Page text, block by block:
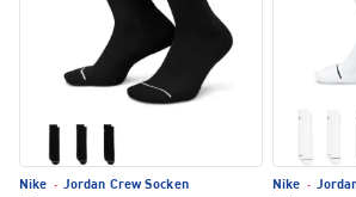
Nike · Jordan Crew Socken
Nike ·